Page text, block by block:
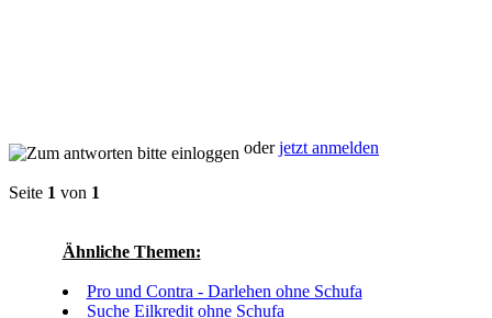
oderjetzt anmelden
Seite 1 von 1
Ähnliche Themen:
Pro und Contra - Darlehen ohne Schufa
Suche Eilkredit ohne Schufa